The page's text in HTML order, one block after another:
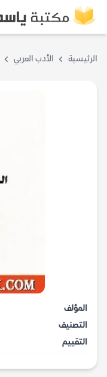
الرئيسية الأدب العربي
المؤلف
التصنيف
التقييم